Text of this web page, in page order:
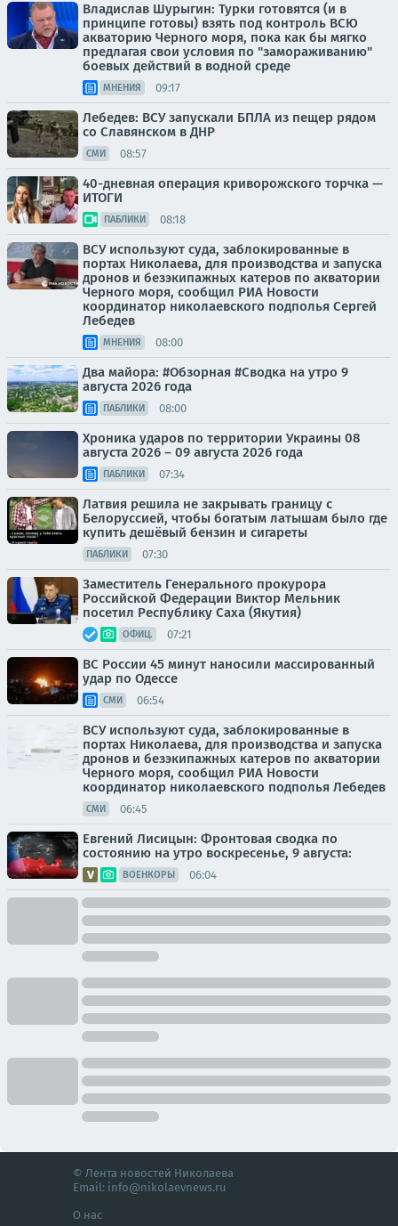
Владислав Шурыгин: Турки готовятся (и в
принципе готовы) взять под контроль ВСЮ
акваторию Черного моря, пока как бы мягко
предлагая свои условия по "замораживанию"
боевых действий в водной среде
МНЕНИЯ 09:17
Лебедев: ВСУ запускали БПЛА из пещер рядом
со Славянском в ДНР
СМИ 08:57
40-дневная операция криворожского торчка —
ИТОГИ
ПАБЛИКИ 08:18
ВСУ используют суда, заблокированные в
портах Николаева, для производства и запуска
дронов и безэкипажных катеров по акватории
Черного моря, сообщил РИА Новости
координатор николаевского подполья Сергей
Лебедев
МНЕНИЯ 08:00
Два майора: #Обзорная #Сводка на утро 9
августа 2026 года
ПАБЛИКИ 08:00
Хроника ударов по территории Украины 08
августа 2026 – 09 августа 2026 года
ПАБЛИКИ 07:34
Латвия решила не закрывать границу с
Белоруссией, чтобы богатым латышам было где
купить дешёвый бензин и сигареты
ПАБЛИКИ 07:30
Заместитель Генерального прокурора
Российской Федерации Виктор Мельник
посетил Республику Саха (Якутия)
ОФИЦ. 07:21
ВС России 45 минут наносили массированный
удар по Одессе
СМИ 06:54
ВСУ используют суда, заблокированные в
портах Николаева, для производства и запуска
дронов и безэкипажных катеров по акватории
Черного моря, сообщил РИА Новости
координатор николаевского подполья Лебедев
СМИ 06:45
Евгений Лисицын: Фронтовая сводка по
состоянию на утро воскресенье, 9 августа:
ВОЕНКОРЫ 06:04
© Лента новостей Николаева
Email: info@nikolaevnews.ru
О нас